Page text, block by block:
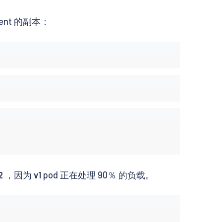
的副本：
，因为 v1 pod 正在处理 90％ 的负载。